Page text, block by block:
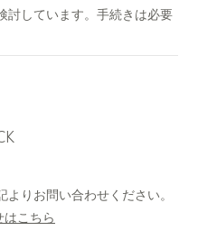
討しています。手続きは必要
よりお問い合わせください。
はこちら